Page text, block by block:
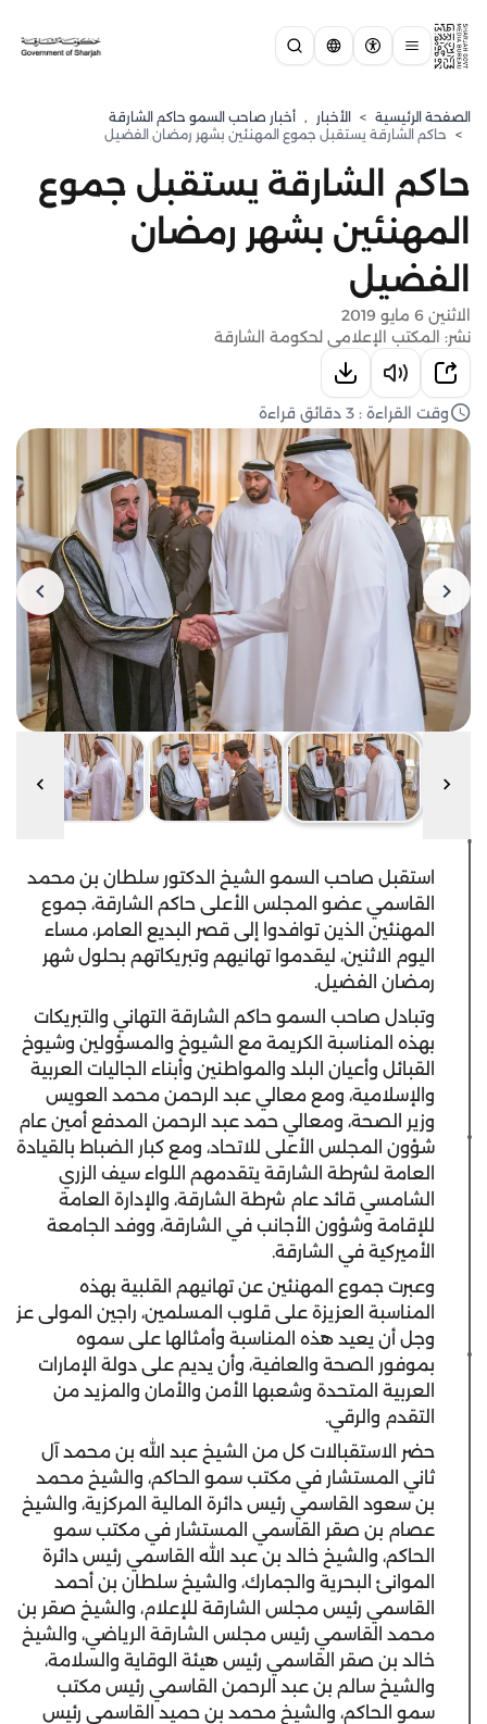
الصفحة الرئيسية > الأخبار , أخبار صاحب السمو حاكم الشارقة
> حاكم الشارقة يستقبل جموع المهنئين بشهر رمضان الفضيل
حاكم الشارقة يستقبل جموع
المهنئين بشهر رمضان
الفضيل
الاثنين 6 مايو 2019
نشر: المكتب الإعلامي لحكومة الشارقة
وقت القراءة : 3 دقائق قراءة
استقبل صاحب السمو الشيخ الدكتور سلطان بن محمد
القاسمي عضو المجلس الأعلى حاكم الشارقة، جموع
المهنئين الذين توافدوا إلى قصر البديع العامر، مساء
اليوم الاثنين، ليقدموا تهانيهم وتبريكاتهم بحلول شهر
رمضان الفضيل.
وتبادل صاحب السمو حاكم الشارقة التهاني والتبريكات
بهذه المناسبة الكريمة مع الشيوخ والمسؤولين وشيوخ
القبائل وأعيان البلد والمواطنين وأبناء الجاليات العربية
والإسلامية، ومع معالي عبد الرحمن محمد العويس
وزير الصحة، ومعالي حمد عبد الرحمن المدفع أمين عام
شؤون المجلس الأعلى للاتحاد، ومع كبار الضباط بالقيادة
العامة لشرطة الشارقة يتقدمهم اللواء سيف الزري
الشامسي قائد عام شرطة الشارقة، والإدارة العامة
للإقامة وشؤون الأجانب في الشارقة، ووفد الجامعة
الأميركية في الشارقة.
وعبرت جموع المهنئين عن تهانيهم القلبية بهذه
المناسبة العزيزة على قلوب المسلمين، راجين المولى عز
وجل أن يعيد هذه المناسبة وأمثالها على سموه
بموفور الصحة والعافية، وأن يديم على دولة الإمارات
العربية المتحدة وشعبها الأمن والأمان والمزيد من
التقدم والرقي.
حضر الاستقبالات كل من الشيخ عبد الله بن محمد آل
ثاني المستشار في مكتب سمو الحاكم، والشيخ محمد
بن سعود القاسمي رئيس دائرة المالية المركزية، والشيخ
عصام بن صقر القاسمي المستشار في مكتب سمو
الحاكم، والشيخ خالد بن عبد الله القاسمي رئيس دائرة
الموانئ البحرية والجمارك، والشيخ سلطان بن أحمد
القاسمي رئيس مجلس الشارقة للإعلام، والشيخ صقر بن
محمد القاسمي رئيس مجلس الشارقة الرياضي، والشيخ
خالد بن صقر القاسمي رئيس هيئة الوقاية والسلامة،
والشيخ سالم بن عبد الرحمن القاسمي رئيس مكتب
سمو الحاكم، والشيخ محمد بن حميد القاسمي رئيس